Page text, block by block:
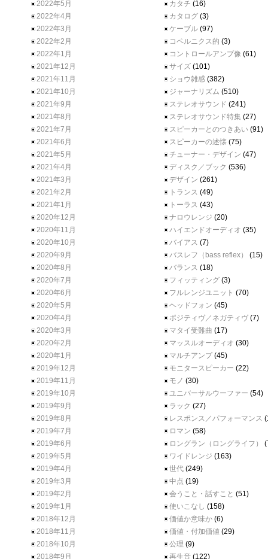
2022年5月
2022年4月
2022年3月
2022年2月
2022年1月
2021年12月
2021年11月
2021年10月
2021年9月
2021年8月
2021年7月
2021年6月
2021年5月
2021年4月
2021年3月
2021年2月
2021年1月
2020年12月
2020年11月
2020年10月
2020年9月
2020年8月
2020年7月
2020年6月
2020年5月
2020年4月
2020年3月
2020年2月
2020年1月
2019年12月
2019年11月
2019年10月
2019年9月
2019年8月
2019年7月
2019年6月
2019年5月
2019年4月
2019年3月
2019年2月
2019年1月
2018年12月
2018年11月
2018年10月
2018年9月
カタチ (16)
カタログ (3)
ケーブル (97)
コペルニクス的 (3)
コントロールアンプ像 (61)
サイズ (101)
ショウ雑感 (382)
ジャーナリズム (510)
ステレオサウンド (241)
ステレオサウンド特集 (27)
スピーカーとのつきあい (91)
スピーカーの述懐 (75)
チューナー・デザイン (47)
ディスク／ブック (536)
デザイン (261)
トランス (49)
トーラス (43)
ナロウレンジ (20)
ハイエンドオーディオ (35)
バイアス (7)
バスレフ（bass reflex）
(15)
バランス (18)
フィッティング (3)
フルレンジユニット (70)
ヘッドフォン (45)
ポジティヴ／ネガティヴ(7)
マタイ受難曲 (17)
マッスルオーディオ (30)
マルチアンプ (45)
モニタースピーカー (22)
モノ (30)
ユニバーサルウーファー (54)
ラック (27)
レスポンス／パフォーマンス
ロマン (58)
ロングラン（ロングライフ）
ワイドレンジ (163)
世代 (249)
中点 (19)
会うこと・話すこと (51)
使いこなし (158)
価値か意味か (6)
価値・付加価値 (29)
公理 (9)
再生音 (122)